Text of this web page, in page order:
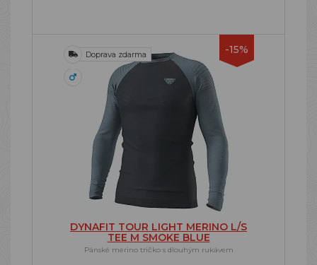
-15%
Doprava zdarma
DYNAFIT TOUR LIGHT MERINO L/S
TEE M SMOKE BLUE
Pánské merino tričko s dlouhým rukávem